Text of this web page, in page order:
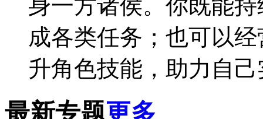
身一方诸侯。你既能
成各类任务；也可以
升角色技能，助力自
最新专题更多